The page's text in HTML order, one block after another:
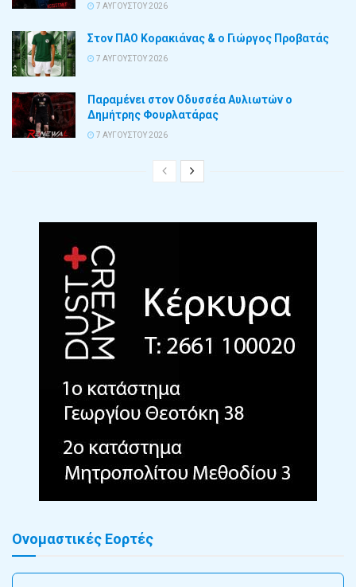
7 ΑΥΓΟΎΣΤΟΥ 2026
Στον ΠΑΟ Κορακιάνας & ο Γιώργος Προβατάς
7 ΑΥΓΟΎΣΤΟΥ 2026
Παραμένει στον Οδυσσέα Αυλιωτών ο
Δημήτρης Φουρλατάρας
7 ΑΥΓΟΎΣΤΟΥ 2026
Ονομαστικές Εορτές